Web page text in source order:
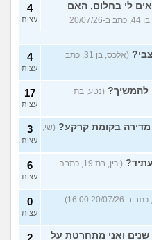
לי בחלום, האם
(אב עובד, בן 44, כתב ב-20/07/26
4
עצות
(אלכס, בן 31, כתב
4
עצות
להמשיך? (נטע, בת
17
עצות
מדירה בקומת קרקע? (שי,
3
עצות
(ירין, בת 19, כתבה
6
עצות
0
עצות
שנים ואני מתחרטת על